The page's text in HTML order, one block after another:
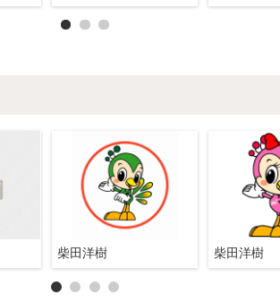
柴田洋樹 柴田洋樹